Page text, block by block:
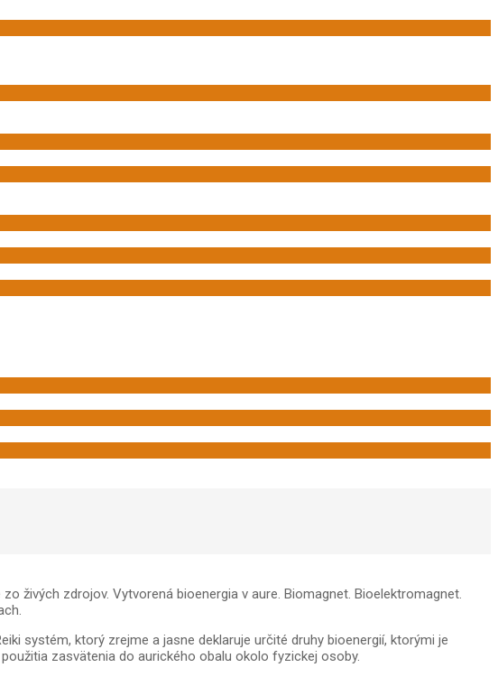
živých zdrojov. Vytvorená bioenergia v aure. Biomagnet. Bioelektromagnet.
systém, ktorý zrejme a jasne deklaruje určité druhy bioenergií, ktorými je
zasvätenia do aurického obalu okolo fyzickej osoby.